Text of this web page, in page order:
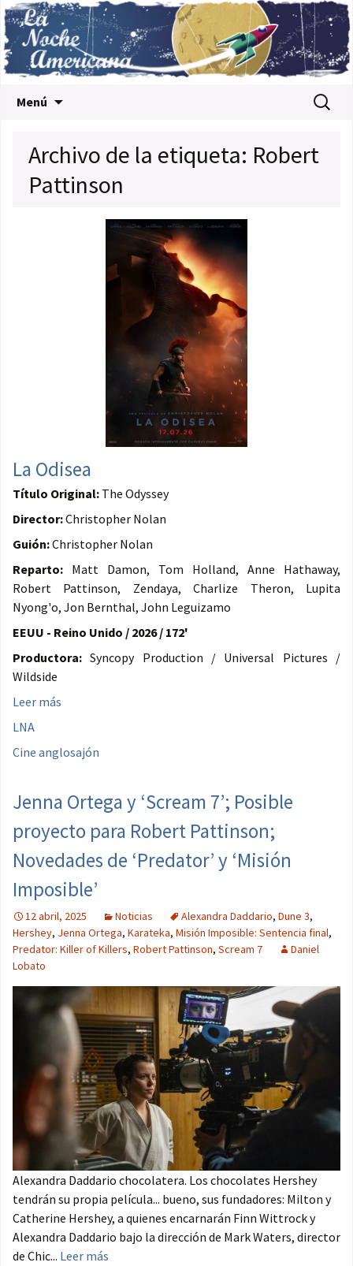
Menú Buscar:
Archivo de la etiqueta: Robert
Pattinson
La Odisea
Título Original: The Odyssey
Director:Christopher Nolan
Guión:Christopher Nolan
Reparto: Matt Damon, Tom Holland, Anne Hathaway,
Robert Pattinson, Zendaya, Charlize Theron, Lupita
Nyong'o, Jon Bernthal, John Leguizamo
EEUU - Reino Unido / 2026 / 172'
Productora: Syncopy Production / Universal Pictures /
Wildside
Leer más
LNA
Cine anglosajón
Jenna Ortega y ‘Scream 7’; Posible
proyecto para Robert Pattinson;
Novedades de ‘Predator’ y ‘Misión
Imposible’
12 abril, 2025 Noticias Alexandra Daddario, Dune 3,
Hershey, Jenna Ortega, Karateka, Misión Imposible: Sentencia final,
Predator: Killer of Killers, Robert Pattinson, Scream 7
Daniel
Lobato
Alexandra Daddario chocolatera. Los chocolates Hershey
tendrán su propia película... bueno, sus fundadores: Milton y
Catherine Hershey, a quienes encarnarán Finn Wittrock y
Alexandra Daddario bajo la dirección de Mark Waters, director
de Chic... Leer más